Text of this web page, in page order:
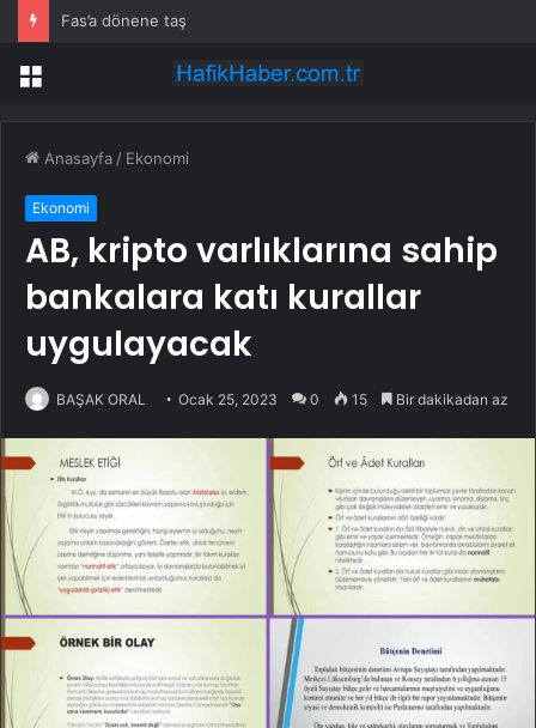
Fas’a dönene taş
Menü
Anasayfa / Ekonomi
Ekonomi
AB, kripto varlıklarına sahip
bankalara katı kurallar
uygulayacak
BAŞAK ORAL Ocak 25, 2023 0 15 Bir dakikadan az